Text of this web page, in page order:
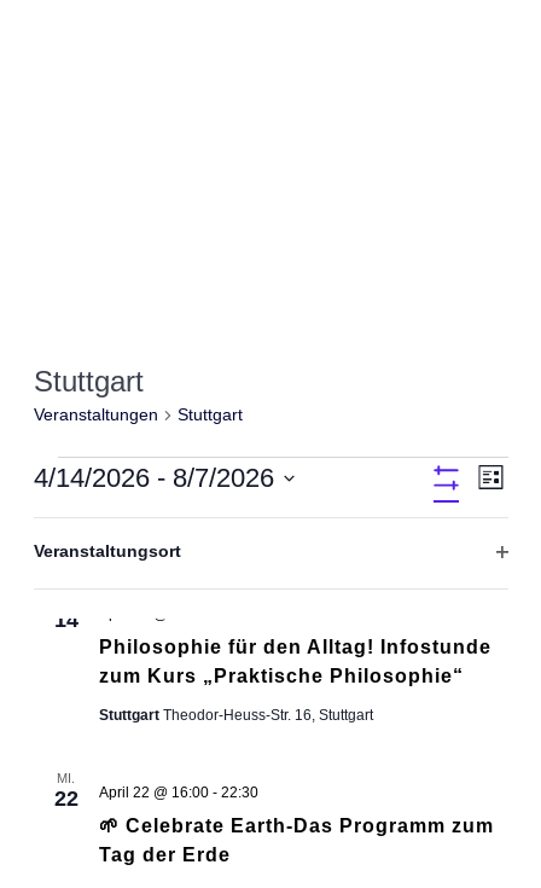
Stuttgart
Veranstaltungen Stuttgart
Veranstaltungen
Filter
Verbergen
Liste
4/14/2026 - 8/7/2026
wählen.
Ändern
der
wird
Veranstaltungen
aktualisieren
Veranstaltungsort
April 2026
14
Philosophie für den Alltag! Infostunde
zum Kurs „Praktische Philosophie“
Stuttgart Theodor-Heuss-Str. 16, Stuttgart
MI.
22
🌱 Celebrate Earth-Das Programm zum
Tag der Erde
April 22 @ 16:00- 22:30